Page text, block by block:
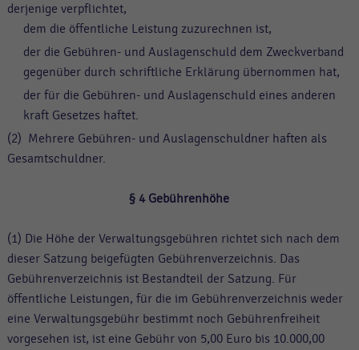
derjenige verpflichtet,
dem die öffentliche Leistung zuzurechnen ist,
der die Gebühren- und Auslagenschuld dem Zweckverband
gegenüber durch schriftliche Erklärung übernommen hat,
der für die Gebühren- und Auslagenschuld eines anderen
kraft Gesetzes haftet.
(2) Mehrere Gebühren- und Auslagenschuldner haften als
Gesamtschuldner.
§ 4 Gebührenhöhe
(1) Die Höhe der Verwaltungsgebühren richtet sich nach dem
dieser Satzung beigefügten Gebührenverzeichnis. Das
Gebührenverzeichnis ist Bestandteil der Satzung. Für
öffentliche Leistungen, für die im Gebührenverzeichnis weder
eine Verwaltungsgebühr bestimmt noch Gebührenfreiheit
vorgesehen ist, ist eine Gebühr von 5,00 Euro bis 10.000,00